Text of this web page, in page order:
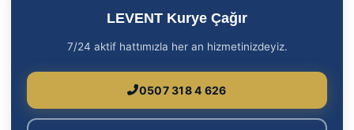
LEVENT Kurye Çağır
7/24 aktif hattımızla her an hizmetinizdeyiz.
0507 318 4 626